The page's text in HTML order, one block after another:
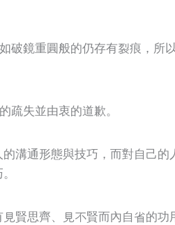
破鏡重圓般的仍存有裂痕，所
疏失並由衷的道歉。
溝通形態與技巧，而對自己
賢思齊、見不賢而內自省的